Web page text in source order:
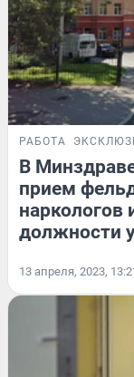
РАБОТА
В
прием
должности
13 апреля, 2023,